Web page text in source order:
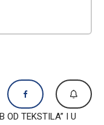
OD TEKSTILA” I U